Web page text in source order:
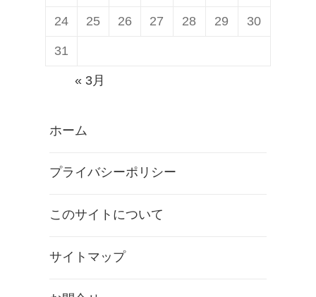
24 25 26 27 28 29 30
31
« 3月
ホーム
プライバシーポリシー
このサイトについて
サイトマップ